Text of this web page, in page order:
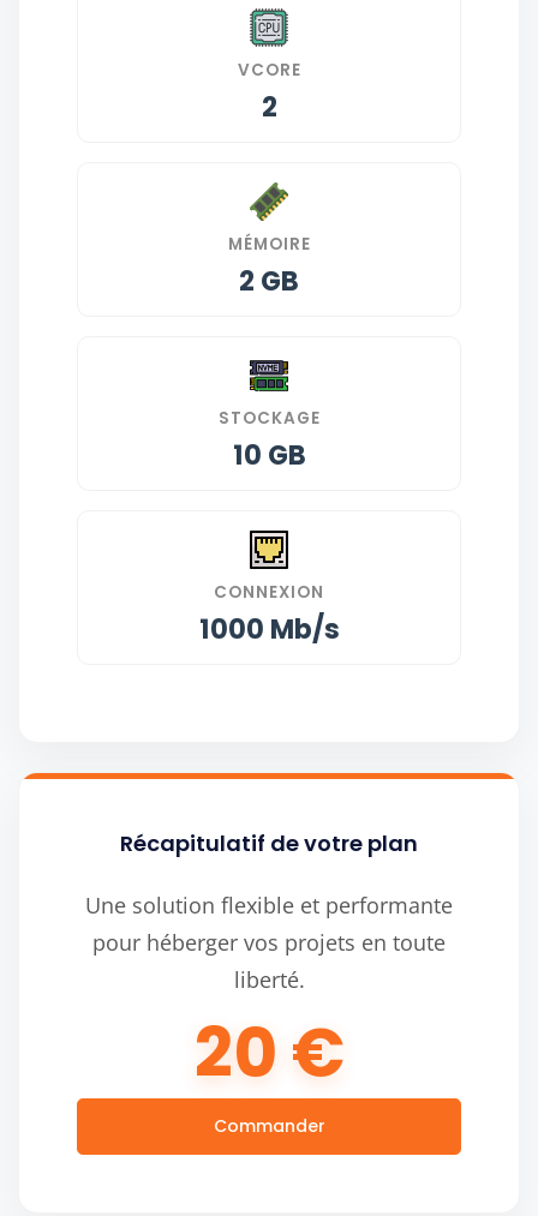
VCORE
2
MÉMOIRE
2 GB
STOCKAGE
10 GB
CONNEXION
1000 Mb/s
Récapitulatif de votre plan
Une solution flexible et performante
pour héberger vos projets en toute
liberté.
20 €
Commander